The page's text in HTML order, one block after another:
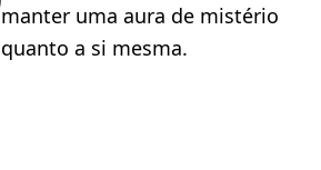
manter uma aura de mistério
quanto a si mesma.